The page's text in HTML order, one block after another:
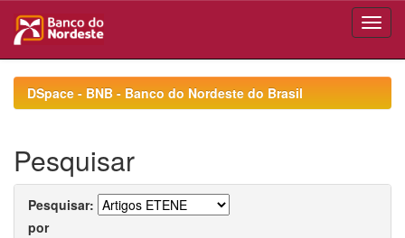
navigationDSpace - BNB - Banco do Nordeste do Brasil
Pesquisar
Pesquisar:
por